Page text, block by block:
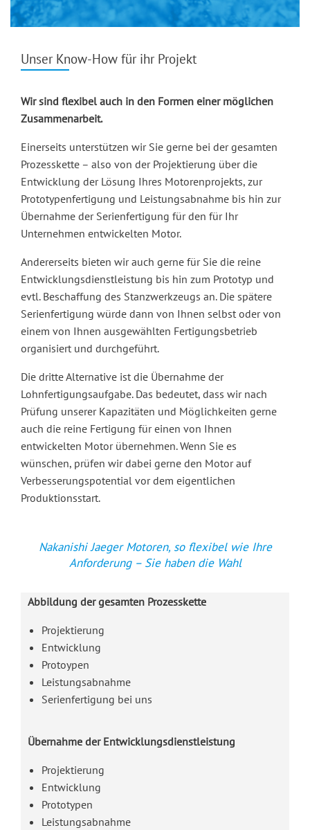
Unser Know-How für ihr Projekt
Wir sind flexibel auch in den Formen einer möglichen
Zusammenarbeit.
Einerseits unterstützen wir Sie gerne bei der gesamten
Prozesskette – also von der Projektierung über die
Entwicklung der Lösung Ihres Motorenprojekts, zur
Prototypenfertigung und Leistungsabnahme bis hin zur
Übernahme der Serienfertigung für den für Ihr
Unternehmen entwickelten Motor.
Andererseits bieten wir auch gerne für Sie die reine
Entwicklungsdienstleistung bis hin zum Prototyp und
evtl. Beschaffung des Stanzwerkzeugs an. Die spätere
Serienfertigung würde dann von Ihnen selbst oder von
einem von Ihnen ausgewählten Fertigungsbetrieb
organisiert und durchgeführt.
Die dritte Alternative ist die Übernahme der
Lohnfertigungsaufgabe. Das bedeutet, dass wir nach
Prüfung unserer Kapazitäten und Möglichkeiten gerne
auch die reine Fertigung für einen von Ihnen
entwickelten Motor übernehmen. Wenn Sie es
wünschen, prüfen wir dabei gerne den Motor auf
Verbesserungspotential vor dem eigentlichen
Produktionsstart.
Nakanishi Jaeger Motoren, so flexibel wie Ihre
Anforderung – Sie haben die Wahl
Abbildung der gesamten Prozesskette
Projektierung
Entwicklung
Protoypen
Leistungsabnahme
Serienfertigung bei uns
Übernahme der Entwicklungsdienstleistung
Projektierung
Entwicklung
Prototypen
Leistungsabnahme